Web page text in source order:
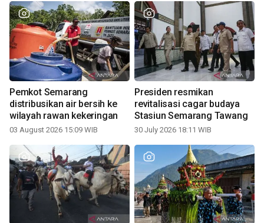
Pemkot Semarang
distribusikan air bersih ke
wilayah rawan kekeringan
03 August 2026 15:09 WIB
Presiden resmikan
revitalisasi cagar budaya
Stasiun Semarang Tawang
30 July 2026 18:11 WIB